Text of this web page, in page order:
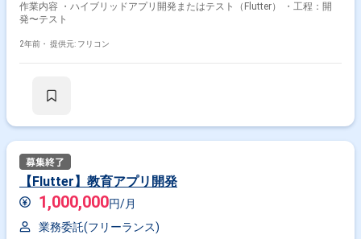
作業内容 ・ハイブリッドアプリ開発またはテスト（Flutter） ・工程：開
発〜テスト
2年前・ 提供元: フリコン
【Flutter】教育アプリ開発
1,000,000円/月
業務委託(フリーランス)